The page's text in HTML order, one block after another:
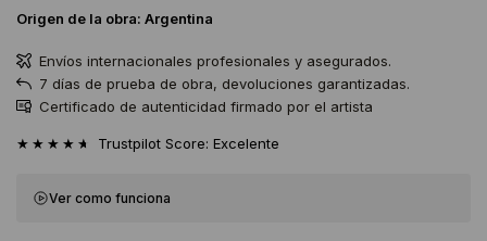
Origen de la obra: Argentina
Envíos internacionales profesionales y asegurados.
7 días de prueba de obra, devoluciones garantizadas.
Certificado de autenticidad firmado por el artista
★★★★★ Trustpilot Score: Excelente
Ver como funciona